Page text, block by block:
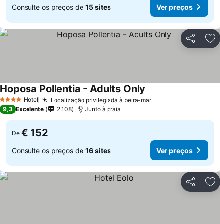
Consulte os preços de 15 sites Ver preços
Partilhar
4 EstrelasHotel Localização privilegiada à beira-mar
Hoposa Pollentia - Adults Only
9,3 Excelente 2.108 Junto à praia
De € 152
Consulte os preços de 16 sites Ver preços
Partilhar